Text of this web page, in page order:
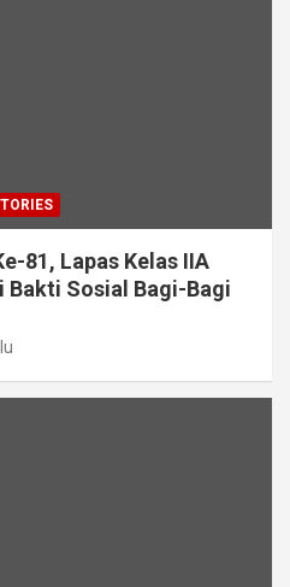
81, Lapas Kelas IIA
Sosial Bagi-Bagi